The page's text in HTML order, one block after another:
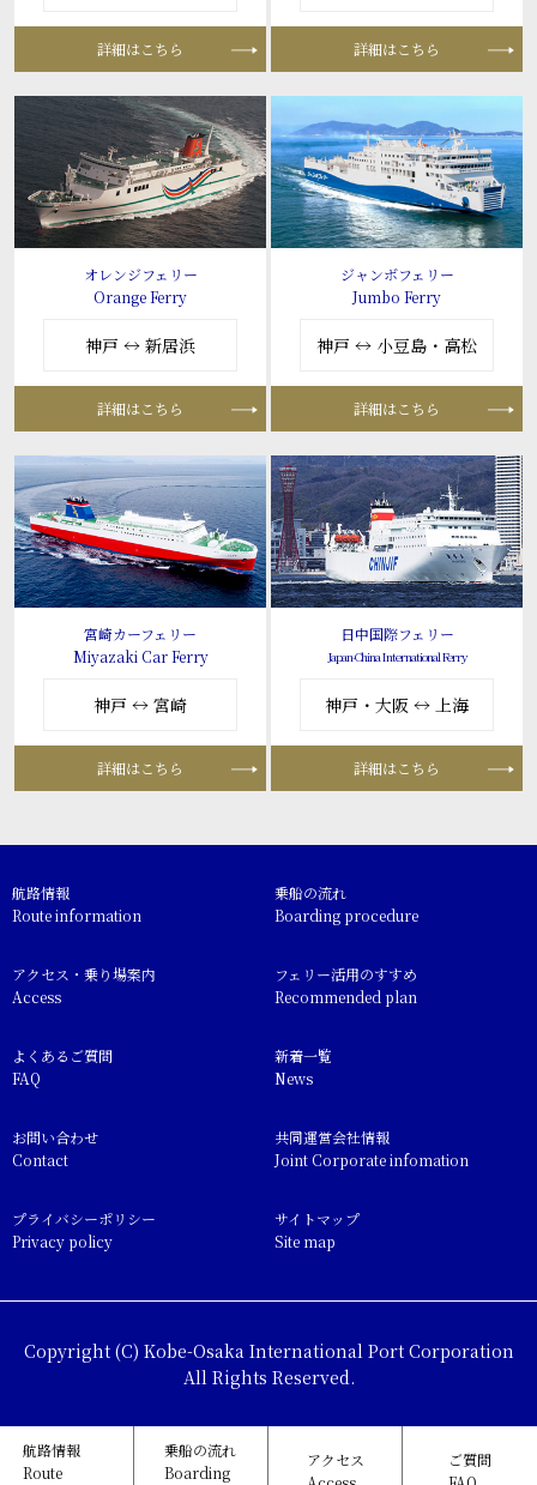
詳細はこちら 詳細はこちら
オレンジフェリー
Orange Ferry
神戸 ↔ 新居浜
詳細はこちら
ジャンボフェリー
Jumbo Ferry
神戸 ↔ 小豆島・高松
詳細はこちら
宮崎カーフェリー
Miyazaki Car Ferry
神戸 ↔ 宮崎
詳細はこちら
日中国際フェリー
Japan-China International Ferry
神戸・大阪 ↔ 上海
詳細はこちら
航路情報
Route information
乗船の流れ
Boarding procedure
アクセス・乗り場案内
Access
フェリー活用のすすめ
Recommended plan
よくあるご質問
FAQ
新着一覧
News
お問い合わせ
Contact
共同運営会社情報
Joint Corporate infomation
プライバシーポリシー
Privacy policy
サイトマップ
Site map
Copyright (C) Kobe-Osaka International Port Corporation
All Rights Reserved.
航路情報
Route
乗船の流れ
Boarding
アクセス
ご質問